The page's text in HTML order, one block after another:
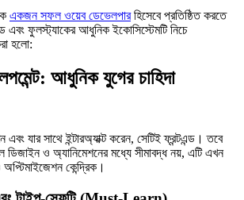
একজন সফল ওয়েব ডেভেলপারহিসেবে প্রতিষ্ঠিত করতে
এবং ফুলস্ট্যাকের আধুনিক ইকোসিস্টেমটি নিচে
হলো:
আধুনিক যুগের চাহিদা
এবং যার সাথে ইন্টারঅ্যাক্ট করেন, সেটিই ফ্রন্টএন্ড। তবে
ডিজাইন ও অ্যানিমেশনের মধ্যে সীমাবদ্ধ নয়, এটি এখন
কেন্দ্রিক।